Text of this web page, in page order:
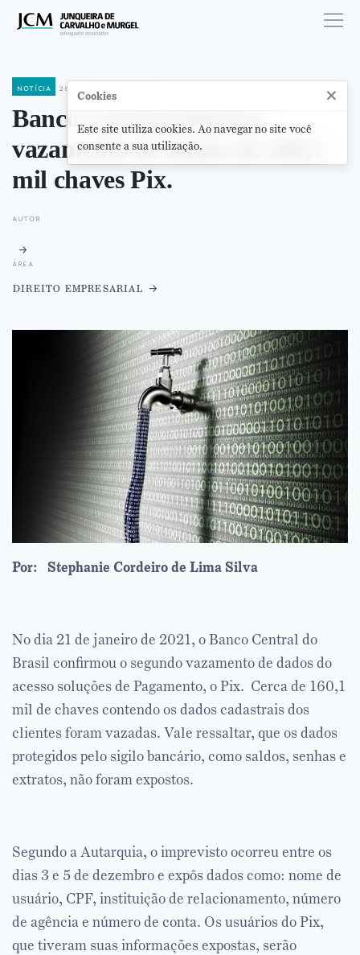
notícia 28 de janeiro de 2022
Banco Central informa
vazamento de dados de 160,1
mil chaves Pix.
autor
área
direito empresarial
Por: Stephanie Cordeiro de Lima Silva
No dia 21 de janeiro de 2021, o Banco Central do
Brasil confirmou o segundo vazamento de dados do
acesso soluções de Pagamento, o Pix. Cerca de 160,1
mil de chaves contendo os dados cadastrais dos
clientes foram vazadas. Vale ressaltar, que os dados
protegidos pelo sigilo bancário, como saldos, senhas e
extratos, não foram expostos.
Segundo a Autarquia, o imprevisto ocorreu entre os
dias 3 e 5 de dezembro e expôs dados como: nome de
usuário, CPF, instituição de relacionamento, número
de agência e número de conta. Os usuários do Pix,
que tiveram suas informações expostas, serão
Cookies ×
Este site utiliza cookies. Ao navegar no site você
consente a sua utilização.